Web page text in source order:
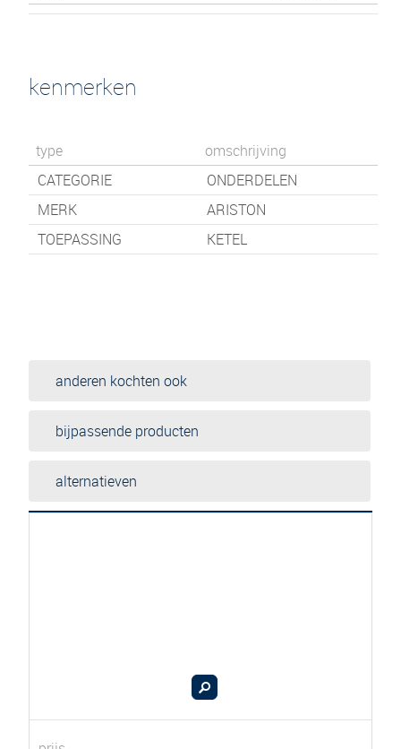
kenmerken
type
omschrijving
CATEGORIE
ONDERDELEN
MERK
ARISTON
TOEPASSING
KETEL
anderen kochten ook
bijpassende producten
alternatieven